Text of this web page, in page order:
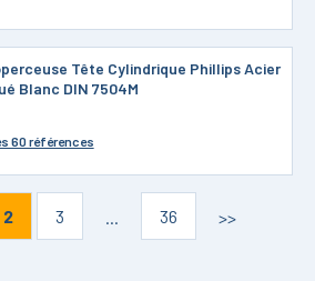
Tête Cylindrique Phillips Acier
Blanc DIN 7504M
60 références
2 3 ... 36 >>